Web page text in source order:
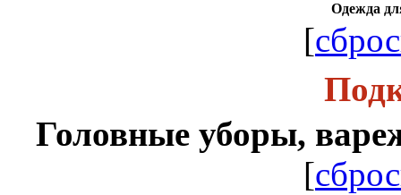
Одежда
[
Головные уборы,
[